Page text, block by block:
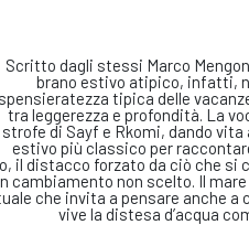
Scritto dagli stessi Marco
brano estivo atipico, infatti,
spensieratezza tipica delle
tra leggerezza e profondità. La
strofe di Sayf e Rkomi, dando vita
estivo più classico per
il distacco forzato da ciò che si
cambiamento non scelto. Il
che invita a pensare anche a
vive la distesa d’acqua